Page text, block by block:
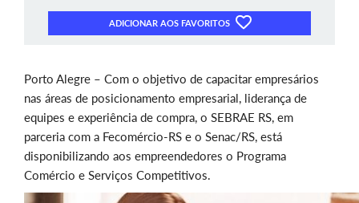
ADICIONAR AOS FAVORITOS
Porto Alegre – Com o objetivo de capacitar empresários
nas áreas de posicionamento empresarial, liderança de
equipes e experiência de compra, o SEBRAE RS, em
parceria com a Fecomércio-RS e o Senac/RS, está
disponibilizando aos empreendedores o Programa
Comércio e Serviços Competitivos.